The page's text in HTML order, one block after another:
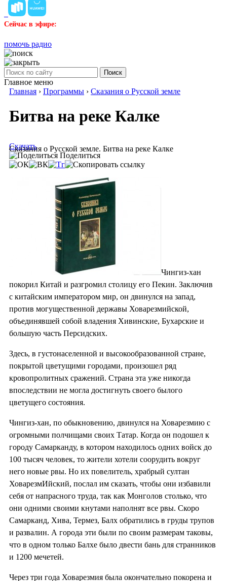
Сейчас в эфире:
помочь радио
Поиск
Главное меню
Главная › Программы › Сказания о Русской земле
Битва на реке Калке
Сказания о Русской земле. Битва на реке Калке
Скачать
Поделиться
Чингиз-хан
покорил Китай и разгромил столицу его Пекин. Заключив
с китайским императором мир, он двинулся на запад,
против могущественной державы Ховарезмийской,
объединявшей собой владения Хивинские, Бухарские и
большую часть Персидских.
Здесь, в густонаселенной и высокообразованной стране,
покрытой цветущими городами, произошел ряд
кровопролитных сражений. Страна эта уже никогда
впоследствии не могла достигнуть своего былого
цветущего состояния.
Чингиз-хан, по обыкновению, двинулся на Ховарезмию с
огромными полчищами своих Татар. Когда он подошел к
городу Самарканду, в котором находилось одних войск до
100 тысяч человек, то жители хотели соорудить вокруг
него новые рвы. Но их повелитель, храбрый султан
ХоварезмИйский, послал им сказать, чтобы они избавили
себя от напрасного труда, так как Монголов столько, что
они одними своими кнутами наполнят все рвы. Скоро
Самарканд, Хива, Термез, Балх обратились в груды трупов
и развалин. А города эти были по своим размерам таковы,
что в одном только Балхе было двести бань для странников
и 1200 мечетей.
Через три года Ховарезмия была окончательно покорена и